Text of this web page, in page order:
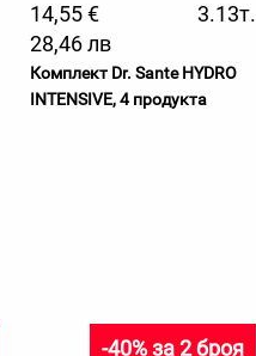
14,55 €
3.13т.
28,46 лв
Комплект Dr. Sante HYDRO
INTENSIVE, 4 продукта
-40% за 2 броя